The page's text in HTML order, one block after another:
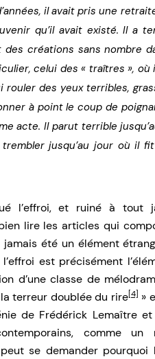
il avait pris une
qu’il avait existé. Il a
créations sans nombre
celui des « traîtres », où
rouler des yeux terribles,
à point le coup de
acte. Il parut terrible
jusqu’au jour où il
l’effroi, et ruiné à tout
lire les articles qui
jamais été un élément
est précisément
d’une classe de
terreur doublée du rire[4] »
de Frédérick Lemaître
comme
peut se demander